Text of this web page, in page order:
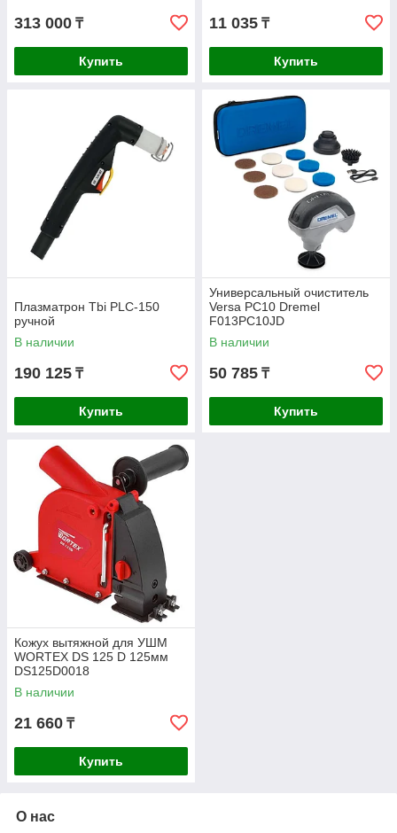
313 000 ₸
Купить
11 035 ₸
Купить
Плазматрон Tbi PLC-150
ручной
В наличии
190 125 ₸
Купить
Универсальный очиститель
Versa PC10 Dremel
F013PC10JD
В наличии
50 785 ₸
Купить
Кожух вытяжной для УШМ
WORTEX DS 125 D 125мм
DS125D0018
В наличии
21 660 ₸
Купить
О нас